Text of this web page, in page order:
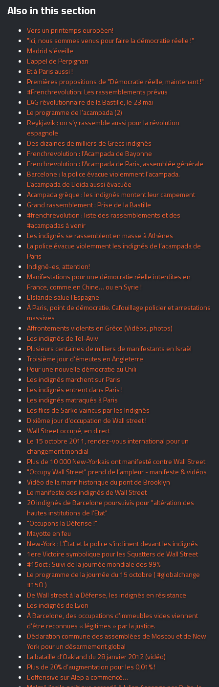
Also in this section
Vers un printemps européen!
"Ici, nous sommes venus pour faire la démocratie réelle !"
Madrid s’éveille
L’appel de Perpignan
Et à Paris aussi !
Premières propositions de "Démocratie réelle, maintenant !"
#Frenchrevolution: Les rassemblements prévus
L’AG révolutionnaire de la Bastille, le 23 mai
Le programme de l’acampada (2)
Reykjavik : on s’y rassemble aussi pour la révolution
espagnole
Des dizaines de milliers de Grecs indignés
Frenchrevolution : l’Acampada de Bayonne
Frenchrevolution : l’Acampada de Paris, assemblée générale
Barcelone : la police évacue violemment l’acampada.
L’acampada de Lleida aussi évacuée
Acampada grèque : les indignés montent leur campement
Grand rassemblement : Prise de la Bastille
#frenchrevolution : liste des rassemblements et des
#acampadas à venir
Les indignés se rassemblent en masse à Athènes
La police évacue violemment les indignés de l’acampada de
Paris
Indigné-es, attention!
Manifestations pour une démocratie réelle interdites en
France, comme en Chine… ou en Syrie !
L’Islande salue l’Espagne
À Paris, point de démocratie. Cafouillage policier et arrestations
massives
Affrontements violents en Grèce (Vidéos, photos)
Les indignés de Tel-Aviv
Plusieurs centaines de milliers de manifestants en Israël
Troisième jour d’émeutes en Angleterre
Pour une nouvelle démocratie au Chili
Les indignés marchent sur Paris
Les indignés entrent dans Paris !
Les indignés matraqués à Paris
Les flics de Sarko vaincus par les Indignés
Dixième jour d’occupation de Wall street !
Wall Street occupé, en direct
Le 15 octobre 2011, rendez-vous international pour un
changement mondial
Plus de 10 000 New-Yorkais ont manifesté contre Wall Street
"Occupy Wall Street" prend de l’ampleur - manifeste & vidéos
Vidéo de la manif historique du pont de Brooklyn
Le manifeste des indignés de Wall Street
20 indignés de Barcelone poursuivis pour "altération des
hautes institutions de l’Etat"
"Occupons la Défense !"
Mayotte en feu
New-York : L’État et la police s’inclinent devant les indignés
1ere Victoire symbolique pour les Squatters de Wall Street
#15oct : Suivi de la journée mondiale des 99%
Le programme de la journée du 15 octobre ( #globalchange
#15O )
De Wall street à la Défense, les indignés en résistance
Les indignés de Lyon
À Barcelone, des occupations d’immeubles vides viennent
d’être reconnues « légitimes » par la justice.
Déclaration commune des assemblées de Moscou et de New
York pour un désarmement global
La bataille d’Oakland du 28 janvier 2012 (vidéo)
Plus de 20% d’augmentation pour les 0,01% !
L’offensive sur Alep a commencé…